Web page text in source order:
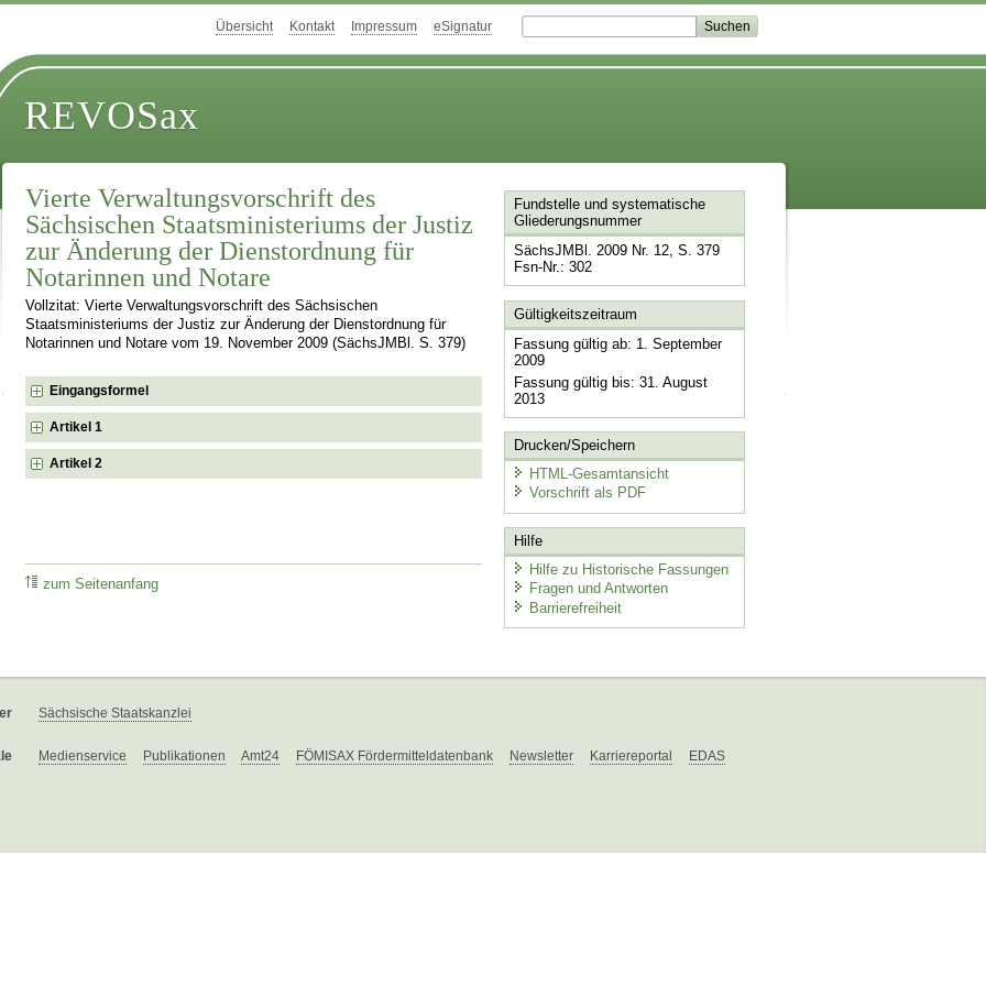
Übersicht Kontakt Impressum eSignatur
REVOSax
Vierte Verwaltungsvorschrift des
Sächsischen Staatsministeriums der Justiz
zur Änderung der Dienstordnung für
Notarinnen und Notare
Vollzitat: Vierte Verwaltungsvorschrift des Sächsischen
Staatsministeriums der Justiz zur Änderung der Dienstordnung für
Notarinnen und Notare vom 19. November 2009 (SächsJMBl. S. 379)
Eingangsformel
Artikel 1
Artikel 2
zum Seitenanfang
Fundstelle und systematische
Gliederungsnummer
SächsJMBl. 2009 Nr. 12, S. 379
Fsn-Nr.: 302
Gültigkeitszeitraum
Fassung gültig ab: 1. September
2009
Fassung gültig bis: 31. August
2013
Drucken/Speichern
HTML-Gesamtansicht
Vorschrift als PDF
Hilfe
Hilfe zu Historische Fassungen
Fragen und Antworten
Barrierefreiheit
Sächsische Staatskanzlei
Medienservice Publikationen Amt24 FÖMISAX Fördermitteldatenbank Newsletter Karriereportal EDAS